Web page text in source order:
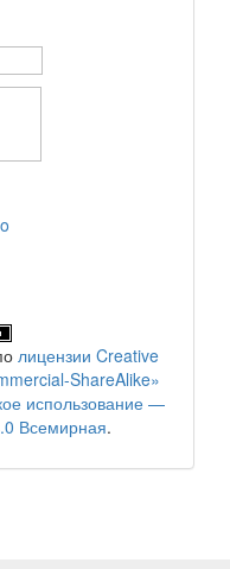
лицензии Creative
ShareAlike»
использование —
Всемирная.